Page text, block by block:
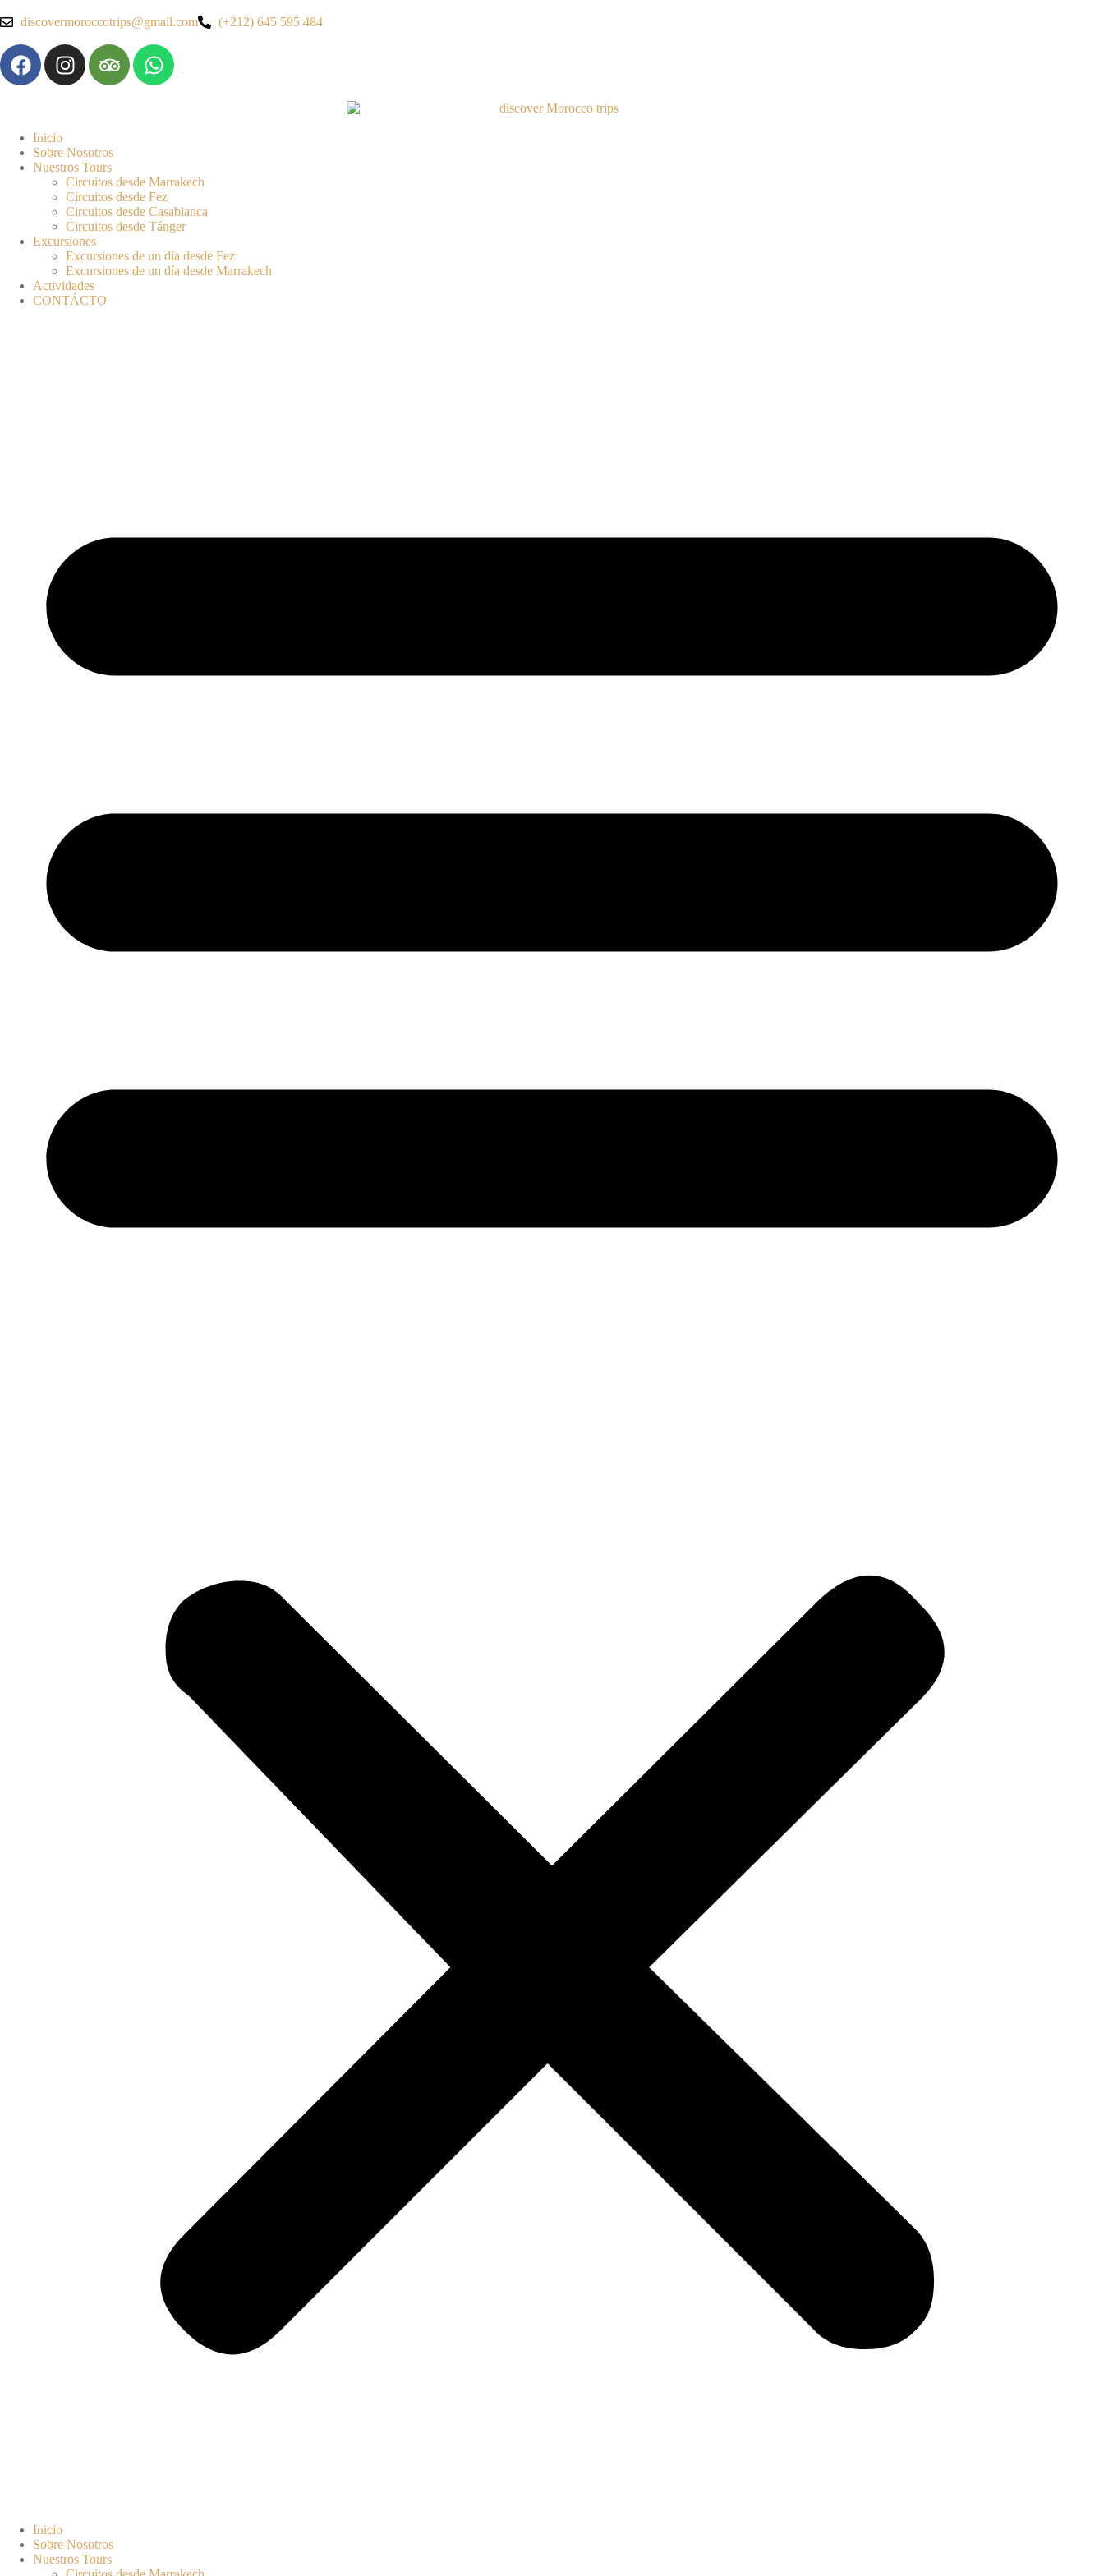
discovermoroccotrips@gmail.com (+212) 645 595 484
Inicio
Sobre Nosotros
Nuestros Tours
Circuitos desde Marrakech
Circuitos desde Fez
Circuitos desde Casablanca
Circuitos desde Tánger
Excursiones
Excursiones de un día desde Fez
Excursiones de un día desde Marrakech
Actividades
CONTÁCTO
Inicio
Sobre Nosotros
Nuestros Tours